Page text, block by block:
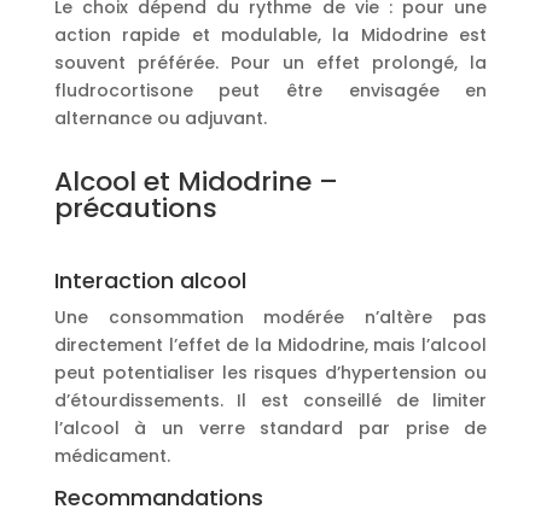
Le choix dépend du rythme de vie : pour une
action rapide et modulable, la Midodrine est
souvent préférée. Pour un effet prolongé, la
fludrocortisone peut être envisagée en
alternance ou adjuvant.
Alcool et Midodrine –
précautions
Interaction alcool
Une consommation modérée n’altère pas
directement l’effet de la Midodrine, mais l’alcool
peut potentialiser les risques d’hypertension ou
d’étourdissements. Il est conseillé de limiter
l’alcool à un verre standard par prise de
médicament.
Recommandations